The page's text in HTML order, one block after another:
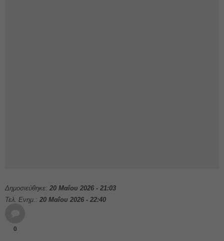
Δημοσιεύθηκε: 20 Μαΐου 2026 - 21:03
Τελ. Ενημ.: 20 Μαΐου 2026 - 22:40
0